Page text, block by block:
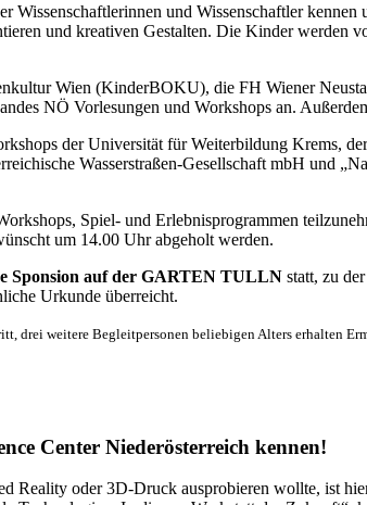
Wissenschaftlerinnen und Wissenschaftler
und kreativen Gestalten. Die Kinder werden
Wien (KinderBOKU), die FH Wiener
NÖ Vorlesungen und Workshops an.
der Universität für Weiterbildung Krems,
Wasserstraßen-Gesellschaft mbH und
Spiel- und Erlebnisprogrammen
um 14.00 Uhr abgeholt werden.
Sponsion auf der GARTEN TULLN statt, zu
Urkunde überreicht.
drei weitere Begleitpersonen beliebigen Alters erhalten
Center Niederösterreich kennen!
Reality oder 3D-Druck ausprobieren wollte, ist